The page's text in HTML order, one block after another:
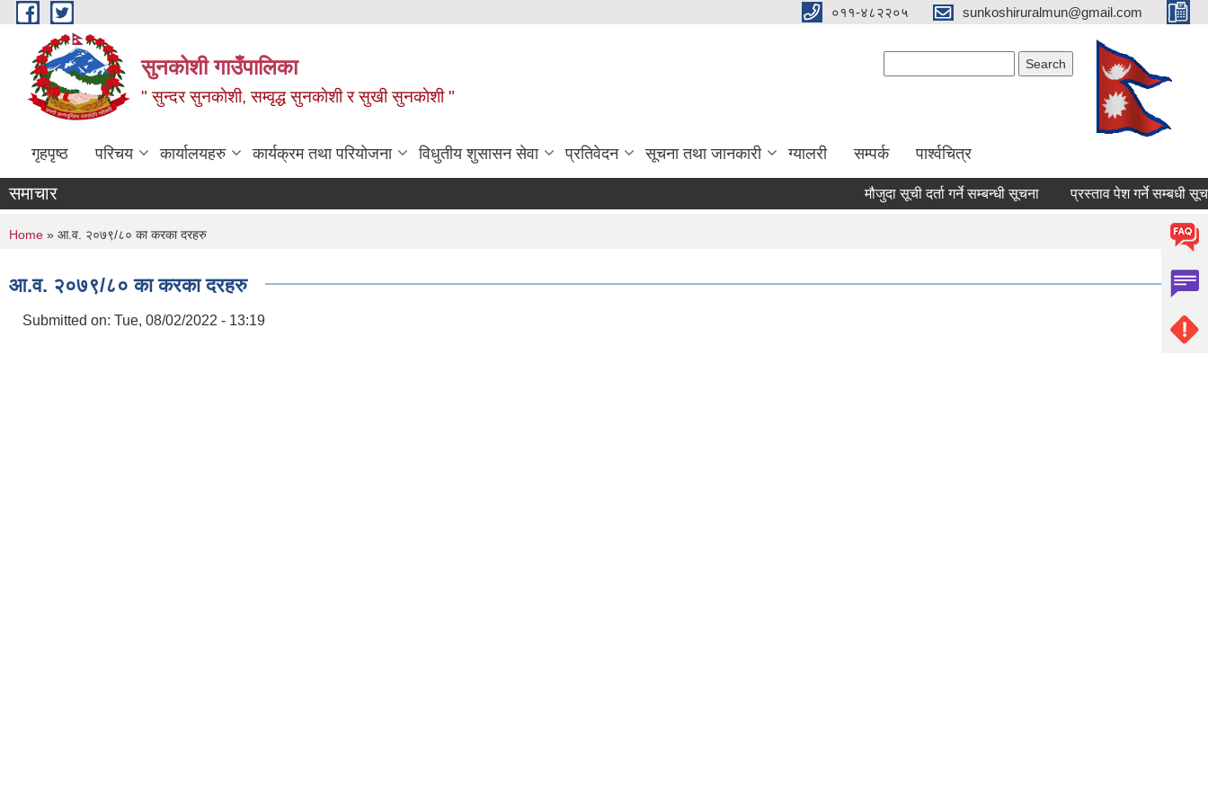
Skip to main content ०११-४८२२०५ sunkoshiruralmun@gmail.com
सुनकोशी गाउँपालिका
" सुन्दर सुनकाेशी, सम्वृद्ध सुनकाेशी र सुखी सुनकाेशी "
गृहपृष्ठ परिचय कार्यालयहरु कार्यक्रम तथा परियोजना विधुतीय शुसासन सेवा प्रतिवेदन सूचना तथा जानकारी ग्यालरी सम्पर्क पार्श्वचित्र
समाचार मौजुदा सूची दर्ता गर्ने सम्बन्धी सूचना प्रस्ताव पेश गर्ने सम्बधी सूचना !!!
You are here
Home » आ.व. २०७९/८० का करका दरहरु
आ.व. २०७९/८० का करका दरहरु
Submitted on: Tue, 08/02/2022 - 13:19